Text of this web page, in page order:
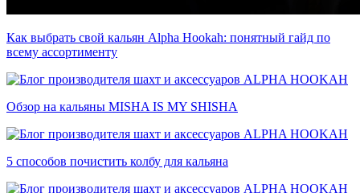
Как выбрать свой кальян Alpha Hookah: понятный гайд по
всему ассортименту
Обзор на кальяны MISHA IS MY SHISHA
5 способов почистить колбу для кальяна